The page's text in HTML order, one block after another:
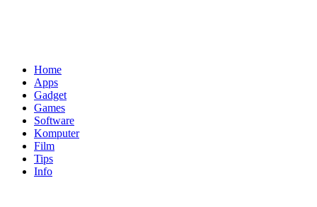
Home
Apps
Gadget
Games
Software
Komputer
Film
Tips
Info